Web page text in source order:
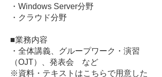
・Windows Server分野
・クラウド分野
■業務内容
・全体講義、グループワーク・演習
（OJT）、発表会 など
※資料・テキストはこちらで用意した